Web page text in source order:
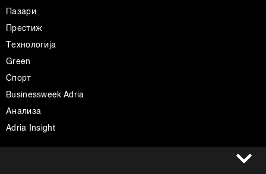
Пазари
Престиж
Технологија
Green
Спорт
Businessweek Adria
Анализа
Adria Insight